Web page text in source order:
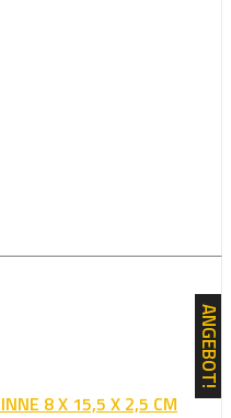
8 X 15,5 X 2,5 CM
ANGEBOT!